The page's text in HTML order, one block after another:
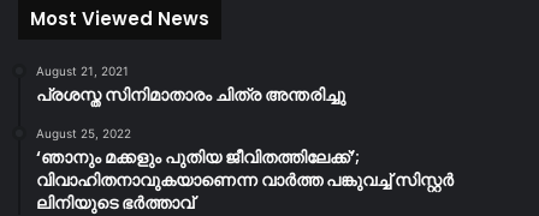
Most Viewed News
August 21, 2021
പ്രശസ്ത സിനിമാതാരം ചിത്ര അന്തരിച്ചു
August 25, 2022
‘ഞാനും മക്കളും പുതിയ ജീവിതത്തിലേക്ക്’;
വിവാഹിതനാവുകയാണെന്ന വാർത്ത പങ്കുവച്ച് സിസ്റ്റർ
ലിനിയുടെ ഭർത്താവ്